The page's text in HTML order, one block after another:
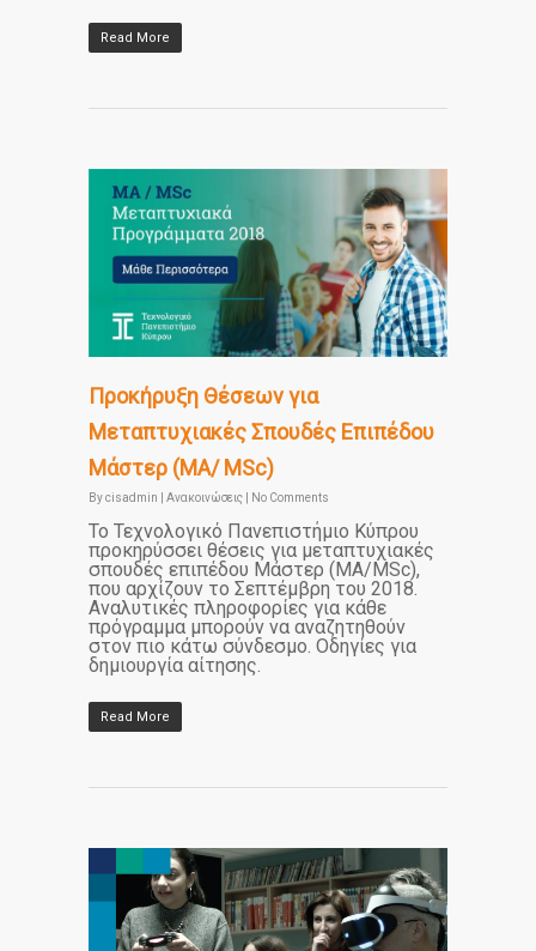
Read More
Προκήρυξη Θέσεων για
Μεταπτυχιακές Σπουδές Επιπέδου
Μάστερ (MA/ MSc)
Bycisadmin Ανακοινώσεις No Comments
Το Τεχνολογικό Πανεπιστήμιο Κύπρου
προκηρύσσει θέσεις για μεταπτυχιακές
σπουδές επιπέδου Μάστερ (MA/MSc),
που αρχίζουν το Σεπτέμβρη του 2018.
Αναλυτικές πληροφορίες για κάθε
πρόγραμμα μπορούν να αναζητηθούν
στον πιο κάτω σύνδεσμο. Οδηγίες για
δημιουργία αίτησης.
Read More